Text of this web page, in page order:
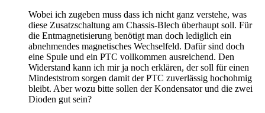
Wobei ich zugeben muss dass ich nicht ganz verstehe, was
diese Zusatzschaltung am Chassis-Blech überhaupt soll. Für
die Entmagnetisierung benötigt man doch lediglich ein
abnehmendes magnetisches Wechselfeld. Dafür sind doch
eine Spule und ein PTC vollkommen ausreichend. Den
Widerstand kann ich mir ja noch erklären, der soll für einen
Mindeststrom sorgen damit der PTC zuverlässig hochohmig
bleibt. Aber wozu bitte sollen der Kondensator und die zwei
Dioden gut sein?